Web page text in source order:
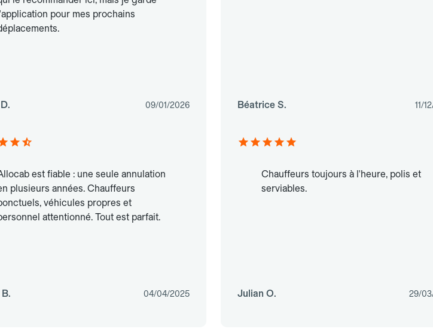
l'application pour mes prochains
09/01/2026 Béatrice S. 11/
est fiable : une seule annulation
plusieurs années. Chauffeurs
véhicules propres et
attentionné. Tout est parfait.
04/04/2025
Chauffeurs toujours à l'heure, polis et
serviables.
Julian O. 29/